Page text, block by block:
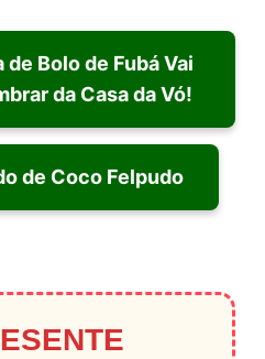
de Bolo de Fubá Vai
da Casa da Vó!
de Coco Felpudo